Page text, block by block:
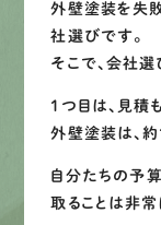
外壁塗装を失
社選びです。
そこで、会社選
1つ目は、見積
外壁塗装は、
自分たちの予
取ることは非常